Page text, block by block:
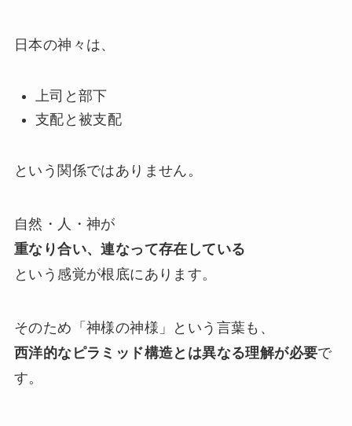
日本の神々は、
上司と部下
支配と被支配
という関係ではありません。
自然・人・神が
重なり合い、連なって存在している
という感覚が根底にあります。
そのため「神様の神様」という言葉も、
西洋的なピラミッド構造とは異なる理解が必要で
す。